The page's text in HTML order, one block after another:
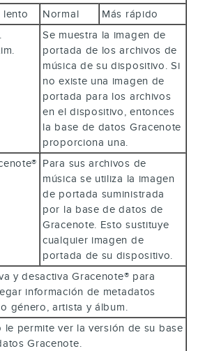
lento
Normal
Más rápido
Se muestra la imagen de
portada de los archivos de
música de su dispositivo. Si
no existe una imagen de
portada para los archivos
en el dispositivo, entonces
la base de datos Gracenote
proporciona una.
Para sus archivos de
música se utiliza la imagen
de portada suministrada
por la base de datos de
Gracenote. Esto sustituye
cualquier imagen de
portada de su dispositivo.
y desactiva Gracenote® para
información de metadatos
género, artista y álbum.
le permite ver la versión de su base
Gracenote.